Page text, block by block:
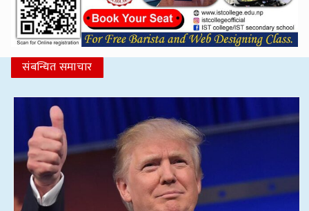
संबन्धित समाचार